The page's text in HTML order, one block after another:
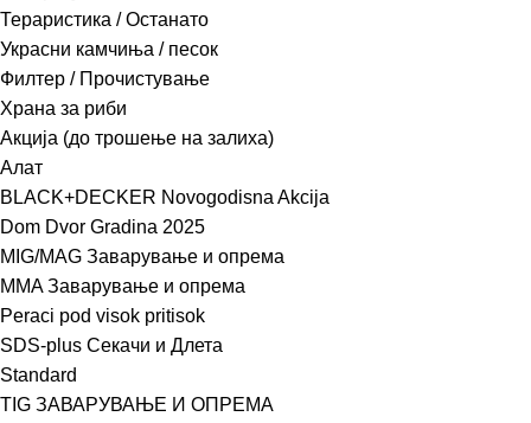
Тераристика / Останато
Украсни камчиња / песок
Филтер / Прочистување
Храна за риби
Акција (до трошење на залиха)
Алат
BLACK+DECKER Novogodisna Akcija
Dom Dvor Gradina 2025
MIG/MAG Заварување и опрема
MMA Заварување и опрема
Peraci pod visok pritisok
SDS-plus Секачи и Длета
Standard
TIG ЗАВАРУВАЊЕ И ОПРЕМА